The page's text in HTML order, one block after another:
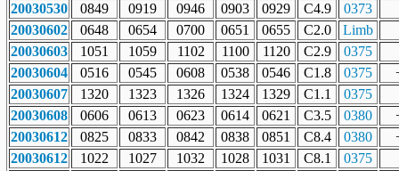
20030530
0849 0919 0946 0903 0929 C4.9
0373
20030602
0648 0654 0700 0651 0655 C2.0
Limb
20030603
1051 1059 1102 1100 1120 C2.9
0375
20030604
0516 0545 0608 0538 0546 C1.8 0375
20030607
1320 1323 1326 1324 1329 C1.1
0375
20030608
0606 0613 0623 0614 0621 C3.5 0380
20030612
0825 0833 0842 0838 0851 C8.4 0380
20030612
1022 1027 1032 1028 1031 C8.1
0375